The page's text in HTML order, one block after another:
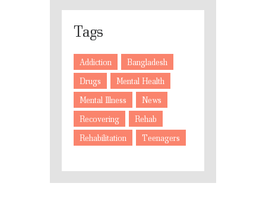
Tags
Addiction
Bangladesh
Drugs
Mental Health
Mental Illness
News
Recovering
Rehab
Rehabilitation
Teenagers